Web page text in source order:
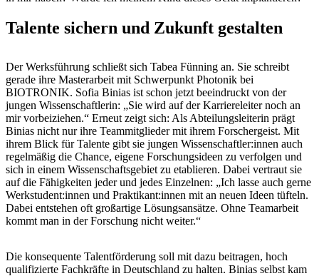
Talente sichern und Zukunft gestalten
Der Werksführung schließt sich Tabea Fünning an. Sie schreibt
gerade ihre Masterarbeit mit Schwerpunkt Photonik bei
BIOTRONIK. Sofia Binias ist schon jetzt beeindruckt von der
jungen Wissenschaftlerin: „Sie wird auf der Karriereleiter noch an
mir vorbeiziehen.“ Erneut zeigt sich: Als Abteilungsleiterin prägt
Binias nicht nur ihre Teammitglieder mit ihrem Forschergeist. Mit
ihrem Blick für Talente gibt sie jungen Wissenschaftler:innen auch
regelmäßig die Chance, eigene Forschungsideen zu verfolgen und
sich in einem Wissenschaftsgebiet zu etablieren. Dabei vertraut sie
auf die Fähigkeiten jeder und jedes Einzelnen: „Ich lasse auch gerne
Werkstudent:innen und Praktikant:innen mit an neuen Ideen tüfteln.
Dabei entstehen oft großartige Lösungsansätze. Ohne Teamarbeit
kommt man in der Forschung nicht weiter.“
Die konsequente Talentförderung soll mit dazu beitragen, hoch
qualifizierte Fachkräfte in Deutschland zu halten. Binias selbst kam